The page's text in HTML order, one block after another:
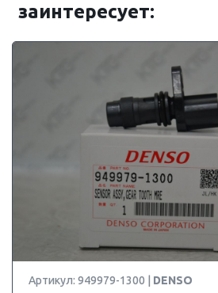
заинтересует:
Артикул: 949979-1300 | DENSO